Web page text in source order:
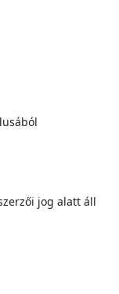
jog alatt áll